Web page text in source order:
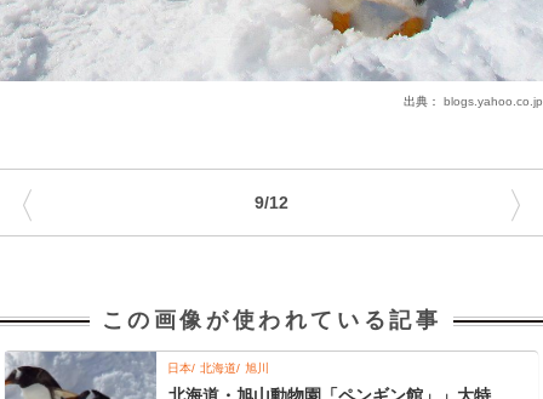
出典： blogs.yahoo.co.jp
9/12
〈 〉
この画像が使われている記事
日本 北海道 旭川